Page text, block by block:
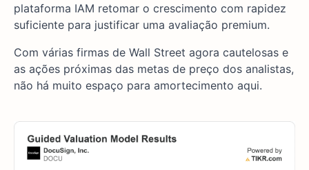
plataforma IAM retomar o crescimento com rapidez
suficiente para justificar uma avaliação premium.
Com várias firmas de Wall Street agora cautelosas e
as ações próximas das metas de preço dos analistas,
não há muito espaço para amortecimento aqui.